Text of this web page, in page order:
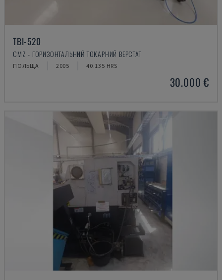
TBI-520
CMZ - ГОРИЗОНТАЛЬНИЙ ТОКАРНИЙ ВЕРСТАТ
ПОЛЬЩА 2005 40.135 HRS
30.000 €